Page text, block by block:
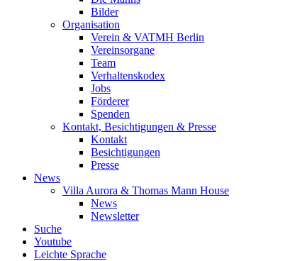
Bilder
Organisation
Verein & VATMH Berlin
Vereinsorgane
Team
Verhaltenskodex
Jobs
Förderer
Spenden
Kontakt, Besichtigungen & Presse
Kontakt
Besichtigungen
Presse
News
Villa Aurora & Thomas Mann House
News
Newsletter
Suche
Youtube
Leichte Sprache